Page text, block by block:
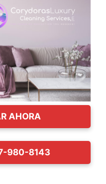
AHORA
980-8143